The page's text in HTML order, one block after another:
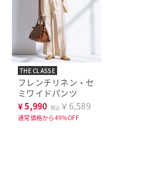
THE CLASSE
フレンチリネン・セ
ミワイドパンツ
¥5,990 税込 ￥6,589
通常価格から49%OFF